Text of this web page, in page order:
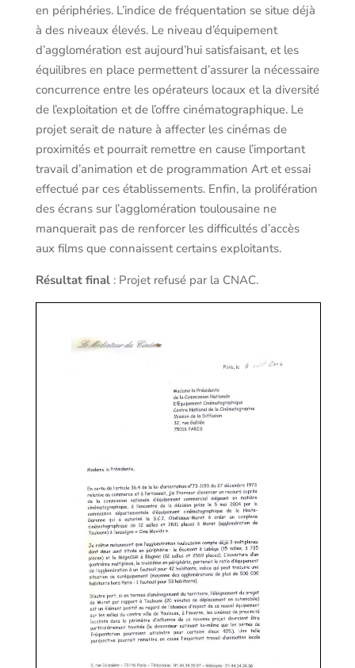
en périphéries. L’indice de fréquentation se situe déjà
à des niveaux élevés. Le niveau d’équipement
d’agglomération est aujourd’hui satisfaisant, et les
équilibres en place permettent d’assurer la nécessaire
concurrence entre les opérateurs locaux et la diversité
de l’exploitation et de l’offre cinématographique. Le
projet serait de nature à affecter les cinémas de
proximités et pourrait remettre en cause l’important
travail d’animation et de programmation Art et essai
effectué par ces établissements. Enfin, la prolifération
des écrans sur l’agglomération toulousaine ne
manquerait pas de renforcer les difficultés d’accès
aux films que connaissent certains exploitants.
Résultat final: Projet refusé par la CNAC.